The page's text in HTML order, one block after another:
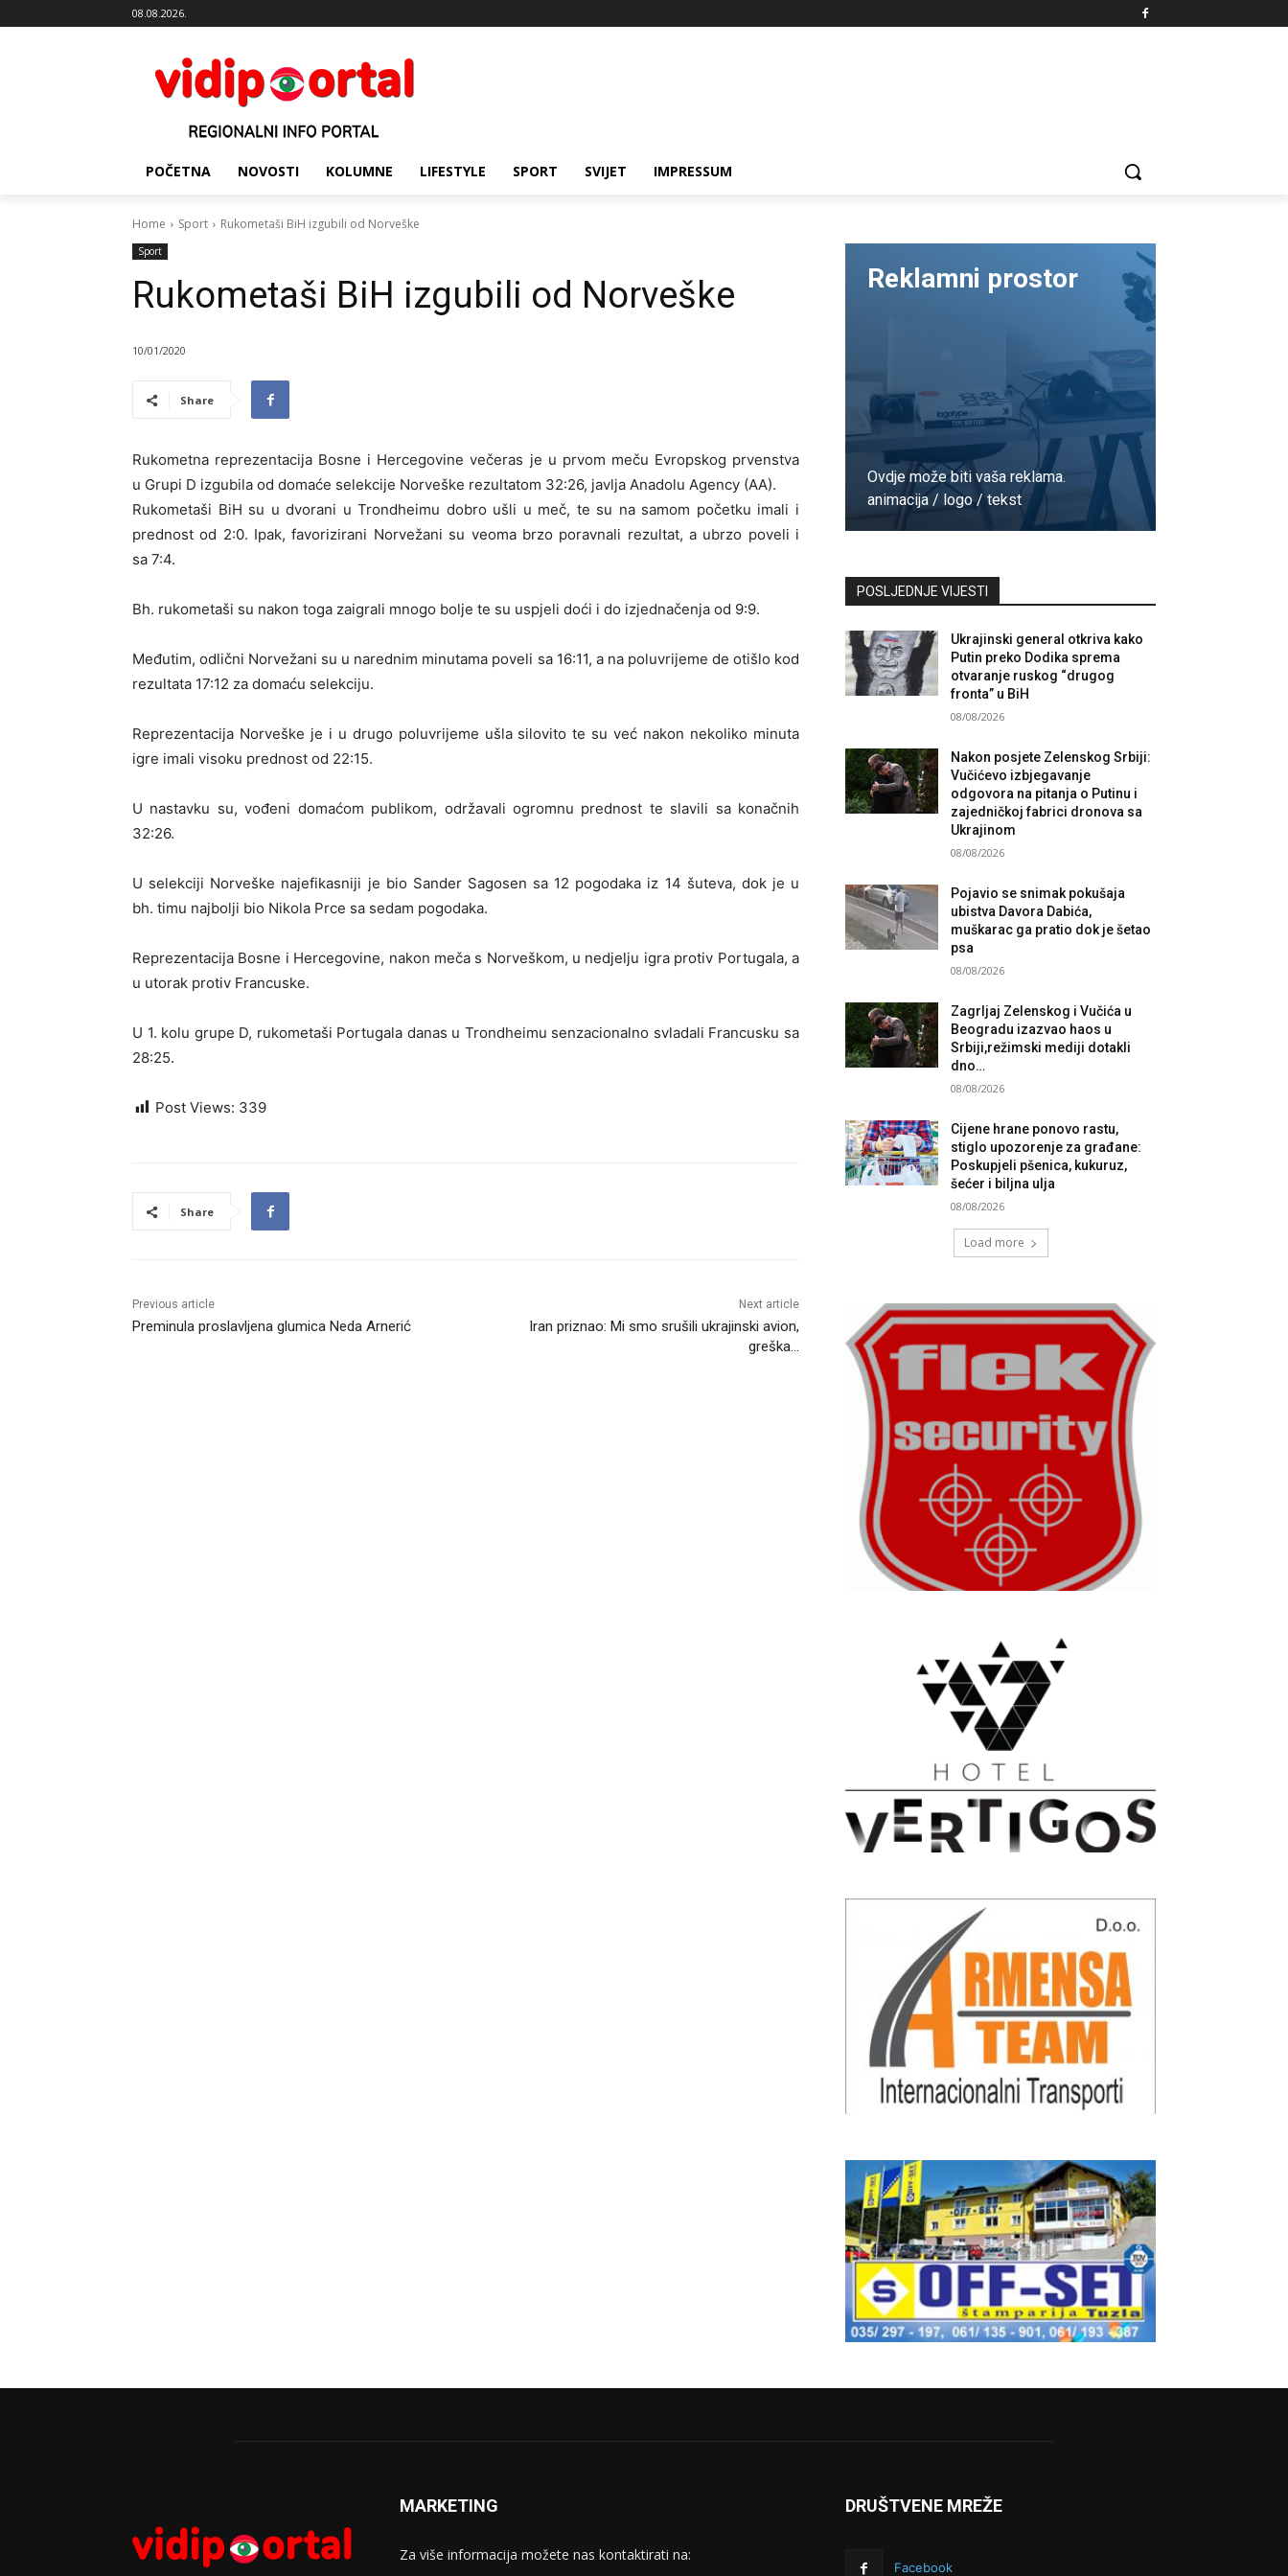
08.08.2026.
POČETNA NOVOSTI KOLUMNE LIFESTYLE SPORT SVIJET IMPRESSUM
Home Sport Rukometaši BiH izgubili od Norveške
Sport
Rukometaši BiH izgubili od Norveške
10/01/2020
Share
Rukometna reprezentacija Bosne i Hercegovine večeras je u prvom meču Evropskog prvenstva
u Grupi D izgubila od domaće selekcije Norveške rezultatom 32:26, javlja Anadolu Agency (AA).
Rukometaši BiH su u dvorani u Trondheimu dobro ušli u meč, te su na samom početku imali i
prednost od 2:0. Ipak, favorizirani Norvežani su veoma brzo poravnali rezultat, a ubrzo poveli i
sa 7:4.
Bh. rukometaši su nakon toga zaigrali mnogo bolje te su uspjeli doći i do izjednačenja od 9:9.
Međutim, odlični Norvežani su u narednim minutama poveli sa 16:11, a na poluvrijeme de otišlo kod
rezultata 17:12 za domaću selekciju.
Reprezentacija Norveške je i u drugo poluvrijeme ušla silovito te su već nakon nekoliko minuta
igre imali visoku prednost od 22:15.
U nastavku su, vođeni domaćom publikom, održavali ogromnu prednost te slavili sa konačnih
32:26.
U selekciji Norveške najefikasniji je bio Sander Sagosen sa 12 pogodaka iz 14 šuteva, dok je u
bh. timu najbolji bio Nikola Prce sa sedam pogodaka.
Reprezentacija Bosne i Hercegovine, nakon meča s Norveškom, u nedjelju igra protiv Portugala, a
u utorak protiv Francuske.
U 1. kolu grupe D, rukometaši Portugala danas u Trondheimu senzacionalno svladali Francusku sa
28:25.
Post Views: 339
Share
Previous article
Preminula proslavljena glumica Neda Arnerić
Next article
Iran priznao: Mi smo srušili ukrajinski avion,
greška…
Reklamni prostor
Ovdje može biti vaša reklama.
animacija / logo / tekst
POSLJEDNJE VIJESTI
Ukrajinski general otkriva kako
Putin preko Dodika sprema
otvaranje ruskog “drugog
fronta” u BiH
08/08/2026
Nakon posjete Zelenskog Srbiji:
Vučićevo izbjegavanje
odgovora na pitanja o Putinu i
zajedničkoj fabrici dronova sa
Ukrajinom
08/08/2026
Pojavio se snimak pokušaja
ubistva Davora Dabića,
muškarac ga pratio dok je šetao
psa
08/08/2026
Zagrljaj Zelenskog i Vučića u
Beogradu izazvao haos u
Srbiji,režimski mediji dotakli
dno…
08/08/2026
Cijene hrane ponovo rastu,
stiglo upozorenje za građane:
Poskupjeli pšenica, kukuruz,
šećer i biljna ulja
08/08/2026
Load more
MARKETING
Za više informacija možete nas kontaktirati na:
DRUŠTVENE MREŽE
Facebook